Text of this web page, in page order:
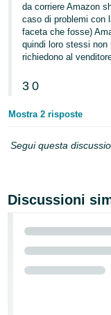
da corriere Amazon
caso di problemi con
faceta che fosse)
quindi loro stessi non
richiedono al
3 0
Mostra 2 risposte
Segui questa
Discussioni